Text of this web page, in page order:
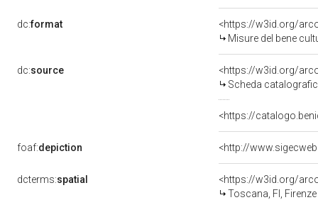
dc:format
<https://w3id.org/
Misure del bene
dc:source
<https://w3id.org/
Scheda
<https://
foaf:depiction <http://
dcterms:spatial
<https://w3id.org/
Toscana, FI, Firenze